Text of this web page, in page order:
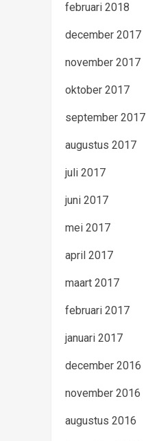
februari 2018
december 2017
november 2017
oktober 2017
september 2017
augustus 2017
juli 2017
juni 2017
mei 2017
april 2017
maart 2017
februari 2017
januari 2017
december 2016
november 2016
augustus 2016